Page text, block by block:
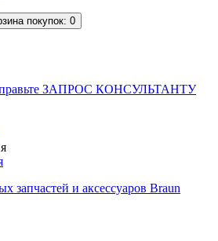
покупок: 0
ЗАПРОС КОНСУЛЬТАНТУ